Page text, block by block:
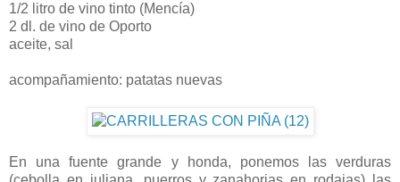
1/2 litro de vino tinto (Mencía)
2 dl. de vino de Oporto
aceite, sal
acompañamiento: patatas nuevas
En una fuente grande y honda, ponemos las verduras